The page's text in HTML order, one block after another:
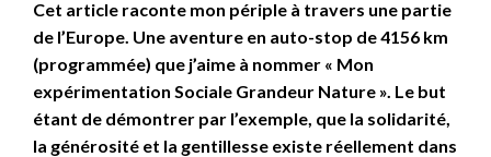
Cet article raconte mon périple à travers une partie
de l’Europe. Une aventure en auto-stop de 4156 km
(programmée) que j’aime à nommer « Mon
expérimentation Sociale Grandeur Nature ». Le but
étant de démontrer par l’exemple, que la solidarité,
la générosité et la gentillesse existe réellement dans